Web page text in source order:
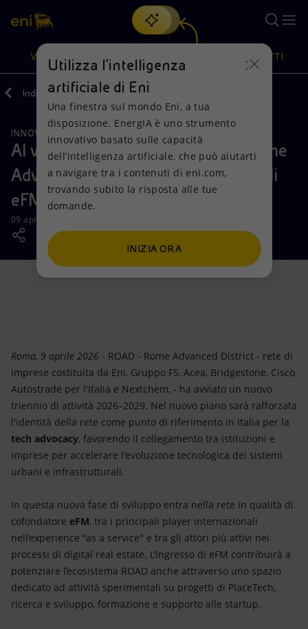
Cerca
scopri EnergIA, la nostra nuova soluzione di intelligenza
artificiale.
VISIONE
Visione
Mission e valori
Persone e Partnership
Net Zero
Modello satellitare
Scenari energetici
Azioni
Diversificazione energetica
Tecnologie per la transizione
Collaborazioni per l'innovazione
Attività nel mondo
PRODOTTI
Prodotti
Casa
Imprese
Mobilità
Indietro Media News
INNOVAZIONE
Al via il nuovo triennio ROAD - Rome
Advanced District - con l’ingresso di
eFM all’interno della Rete
09 aprile 2026 - 10:31 CEST
Roma, 9 aprile 2026 - ROAD - Rome Advanced District - rete di
imprese costituita da Eni, Gruppo FS, Acea, Bridgestone, Cisco,
Autostrade per l'Italia e Nextchem, - ha avviato un nuovo
triennio di attività 2026–2029. Nel nuovo piano sarà rafforzata
l'identità della rete come punto di riferimento in Italia per la
tech advocacy, favorendo il collegamento tra istituzioni e
imprese per accelerare l'evoluzione tecnologica dei sistemi
urbani e infrastrutturali.
In questa nuova fase di sviluppo entra nella rete in qualità di
cofondatore eFM, tra i principali player internazionali
nell’experience "as a service" e tra gli attori più attivi nei
processi di digital real estate. L’ingresso di eFM contribuirà a
potenziare l’ecosistema ROAD anche attraverso uno spazio
dedicato ad attività sperimentali su progetti di PlaceTech,
ricerca e sviluppo, formazione e supporto alle startup.
Utilizza l'intelligenza
artificiale di Eni
Una finestra sul mondo Eni, a tua
disposizione. EnergIA è uno strumento
innovativo basato sulle capacità
dell’intelligenza artificiale, che può aiutarti
a navigare tra i contenuti di eni.com,
trovando subito la risposta alle tue
domande.
INIZIA ORA